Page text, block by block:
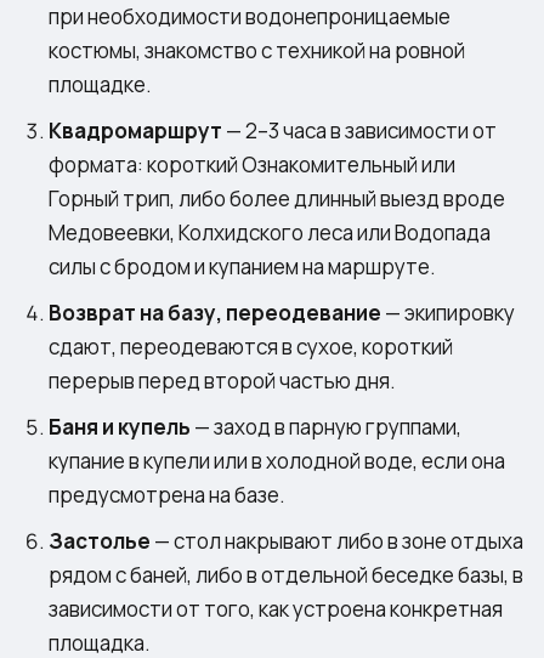
при необходимости водонепроницаемые
костюмы, знакомство с техникой на ровной
площадке.
Квадромаршрут — 2–3 часа в зависимости от
формата: короткий Ознакомительный или
Горный трип, либо более длинный выезд вроде
Медовеевки, Колхидского леса или Водопада
силы с бродом и купанием на маршруте.
Возврат на базу, переодевание — экипировку
сдают, переодеваются в сухое, короткий
перерыв перед второй частью дня.
Баня и купель — заход в парную группами,
купание в купели или в холодной воде, если она
предусмотрена на базе.
Застолье — стол накрывают либо в зоне отдыха
рядом с баней, либо в отдельной беседке базы, в
зависимости от того, как устроена конкретная
площадка.